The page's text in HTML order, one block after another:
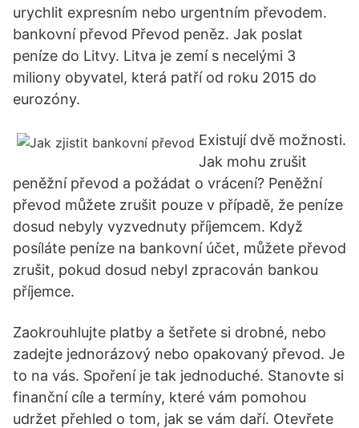
urychlit expresním nebo urgentním převodem.
bankovní převod Převod peněz. Jak poslat
peníze do Litvy. Litva je zemí s necelými 3
miliony obyvatel, která patří od roku 2015 do
eurozóny.
Existují dvě možnosti.
Jak mohu zrušit
peněžní převod a požádat o vrácení? Peněžní
převod můžete zrušit pouze v případě, že peníze
dosud nebyly vyzvednuty příjemcem. Když
posíláte peníze na bankovní účet, můžete převod
zrušit, pokud dosud nebyl zpracován bankou
příjemce.
Zaokrouhlujte platby a šetřete si drobné, nebo
zadejte jednorázový nebo opakovaný převod. Je
to na vás. Spoření je tak jednoduché. Stanovte si
finanční cíle a termíny, které vám pomohou
udržet přehled o tom, jak se vám daří. Otevřete